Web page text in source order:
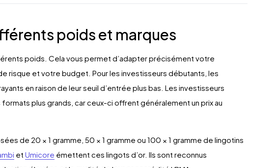
poids et marques
poids. Cela vous permet d’adapter précisément votre
risque et votre budget. Pour les investisseurs débutants, les
en raison de leur seuil d’entrée plus bas. Les investisseurs
plus grands, car ceux-ci offrent généralement un prix au
de 20 × 1 gramme, 50 × 1 gramme ou 100 × 1 gramme de lingotins
et Umicore émettent ces lingots d’or. Ils sont reconnus